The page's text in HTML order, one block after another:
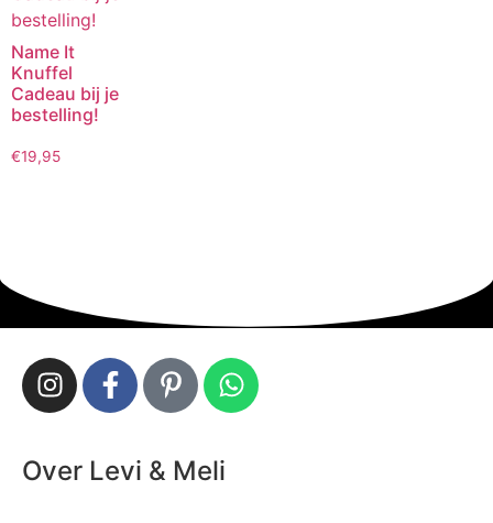
Name It
Knuffel
Cadeau bij je
bestelling!
€19,95
Over Levi & Meli